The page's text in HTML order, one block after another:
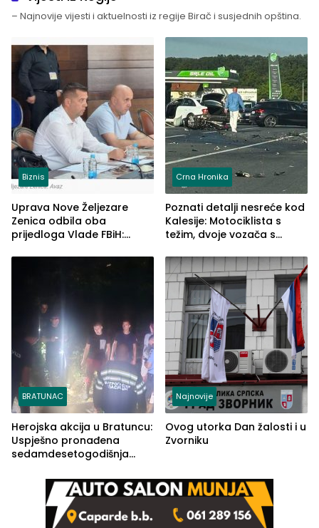
– Najnovije vijesti i aktuelnosti iz regije Birač i susjednih opština.
Biznis
Uprava Nove Željezare
Zenica odbila oba
prijedloga Vlade FBiH:
rješenje
Crna Hronika
Poznati detalji nesreće kod
Kalesije: Motociklista s
težim, dvoje vozača s
BRATUNAC
Herojska akcija u Bratuncu:
Uspješno pronađena
sedamdesetogodišnja
Kravice.
Najnovije
Ovog utorka Dan žalosti i u
Zvorniku